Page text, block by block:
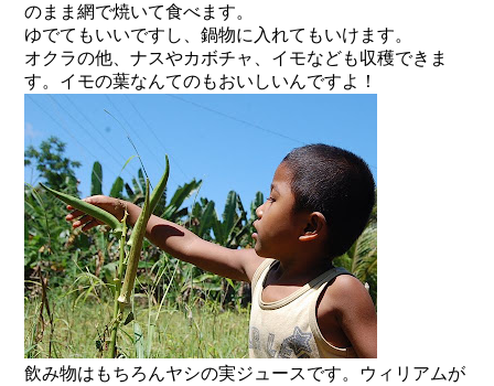
のまま網で焼いて食べます。
ゆでてもいいですし、鍋物に入れてもいけます。
オクラの他、ナスやカボチャ、イモなども収穫できま
す。イモの葉なんてのもおいしいんですよ！
飲み物はもちろんヤシの実ジュースです。ウィリアムが